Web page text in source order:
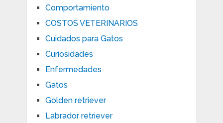
Comportamiento
COSTOS VETERINARIOS
Cuidados para Gatos
Curiosidades
Enfermedades
Gatos
Golden retriever
Labrador retriever